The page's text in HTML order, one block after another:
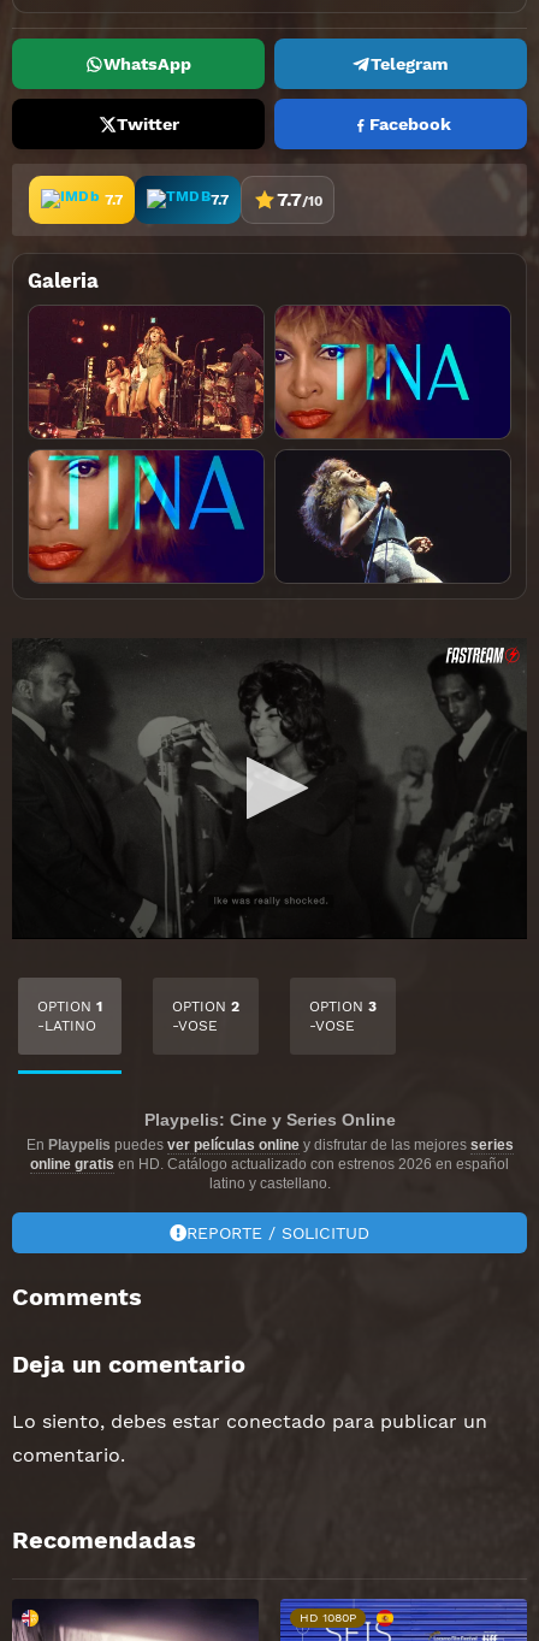
WhatsApp Telegram
Twitter Facebook
7.7 7.7 7.7/10
Galeria
OPTION 1
-LATINO
OPTION 2
-VOSE
OPTION 3
-VOSE
Playpelis: Cine y Series Online
En Playpelis puedes ver películas onliney disfrutar de las mejores series
online gratis en HD. Catálogo actualizado con estrenos 2026 en español
latino y castellano.
REPORTE / SOLICITUD
Comments
Deja un comentario
Lo siento, debes estar conectado para publicar un
comentario.
Recomendadas
HD 1080P